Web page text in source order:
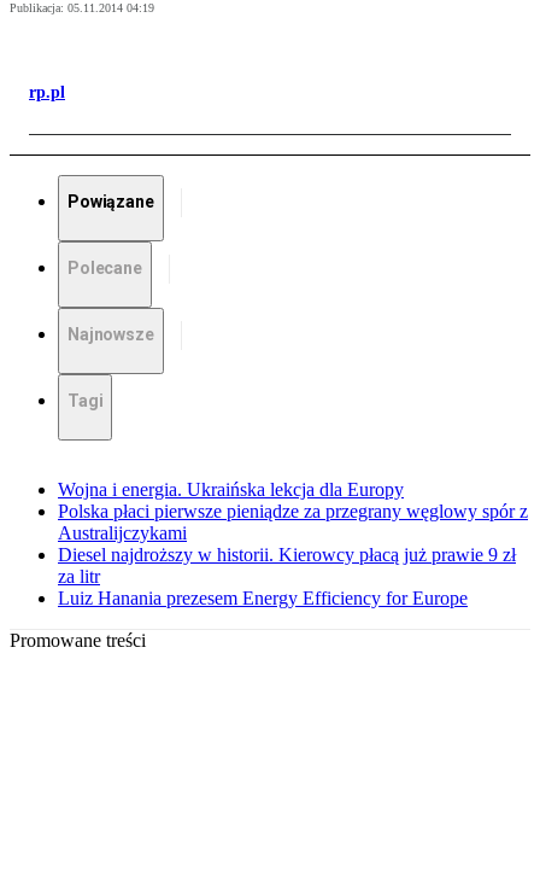
Publikacja: 05.11.2014 04:19
rp.pl
Powiązane
Polecane
Najnowsze
Tagi
Wojna i energia. Ukraińska lekcja dla Europy
Polska płaci pierwsze pieniądze za przegrany węglowy spór z
Australijczykami
Diesel najdroższy w historii. Kierowcy płacą już prawie 9 zł
za litr
Luiz Hanania prezesem Energy Efficiency for Europe
Promowane treści